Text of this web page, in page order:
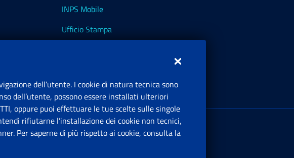
INPS Mobile
Ufficio Stampa
Sede Legale: Via Ciro il Grande, 21
00144 Roma
P.IVA 02121151001
dell’utente. I cookie di natura tecnica sono
dell’utente, possono essere installati ulteriori
oppure puoi effettuare le tue scelte sulle singole
rifiutarne l’installazione dei cookie non tecnici,
Per saperne di più rispetto ai cookie, consulta la